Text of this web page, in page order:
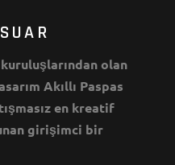
olan
Akıllı Paspas
en kreatif
girişimci bir